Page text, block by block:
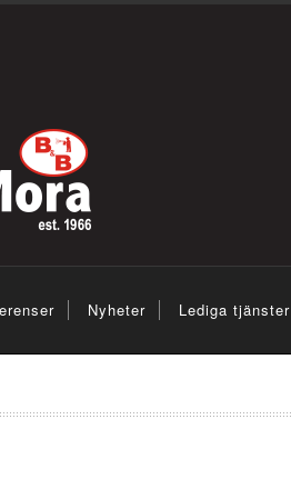
Nyheter Lediga tjänster